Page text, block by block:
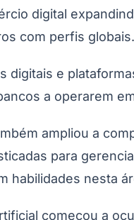
digital
com perfis globais.
digitais e
a operarem
ampliou a
para
habilidades nesta
começou a